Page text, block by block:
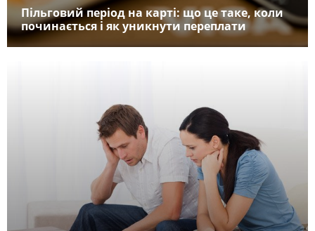
Пільговий період на карті: що це таке, коли
починається і як уникнути переплати